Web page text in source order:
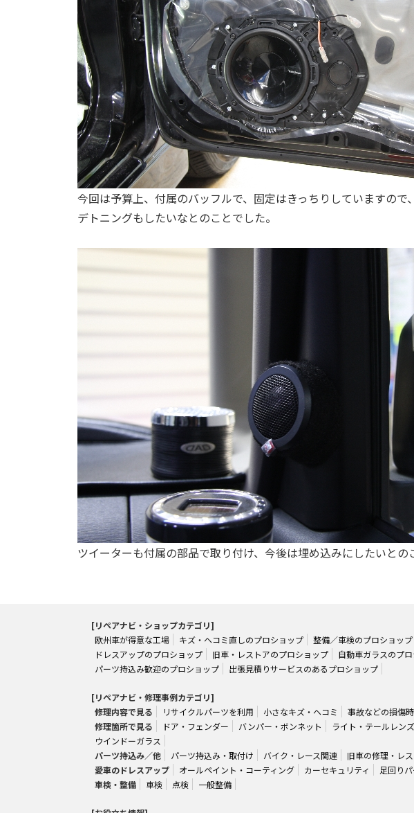
今回は予算上、付属のバッフルで、固定はきっちりしていますので
デトニングもしたいなとのことでした。
ツイーターも付属の部品で取り付け、今後は埋め込みにしたいとの
[リペアナビ・ショップカテゴリ]
欧州車が得意な工場
キズ・ヘコミ直しのプロショップ 整備／車検のプロショップ
ドレスアップのプロショップ
旧車・レストアのプロショップ 自動車ガラスのプ
パーツ持込み歓迎のプロショップ
出張見積りサービスのあるプロショップ
[リペアナビ・修理事例カテゴリ]
修理内容で見る
リサイクルパーツを利用 小さなキズ・ヘコミ 事故などの損傷時
修理箇所で見る
ドア・フェンダー バンパー・ボンネット ライト・テールレンズ
ウインドーガラス
パーツ持込み／他
パーツ持込み・取付け バイク・レース関連
旧車の修理・レ
愛車のドレスアップ
オールペイント・コーティング カーセキュリティ 足回り
車検・整備
車検 点検 一般整備